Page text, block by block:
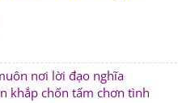
nơi lời đạo nghĩa
khắp chốn tấm chơn tình